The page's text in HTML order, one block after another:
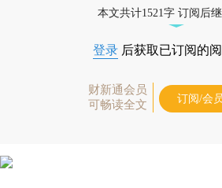
本文共计1521字 订阅后
登录 后获取已订阅的
财新通会员
可畅读全文
订阅/会